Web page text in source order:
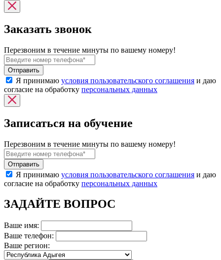
Заказать звонок
Перезвоним в течение минуты по вашему номеру!
Я принимаю условия пользовательского соглашения и даю
согласие на обработку персональных данных
Записаться на обучение
Перезвоним в течение минуты по вашему номеру!
Я принимаю условия пользовательского соглашения и даю
согласие на обработку персональных данных
ЗАДАЙТЕ ВОПРОС
Ваше имя:
Ваше телефон:
Ваше регион: